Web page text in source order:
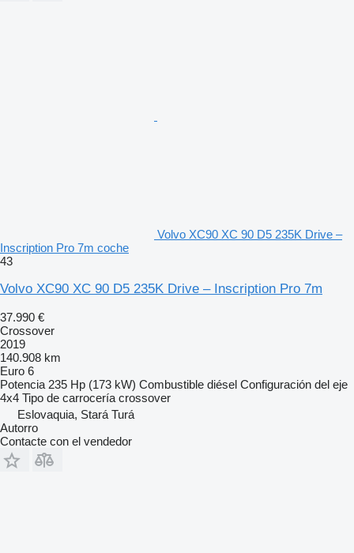
Volvo XC90 XC 90 D5 235K Drive –
Inscription Pro 7m coche
43
Volvo XC90 XC 90 D5 235K Drive – Inscription Pro 7m
37.990 €
Crossover
2019
140.908 km
Euro 6
Potencia 235 Hp (173 kW) Combustible diésel Configuración del eje
4x4 Tipo de carrocería crossover
Eslovaquia, Stará Turá
Autorro
Contacte con el vendedor